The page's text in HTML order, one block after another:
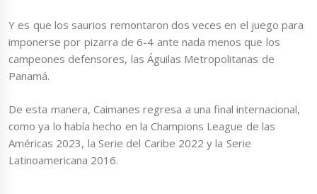
Y es que los saurios remontaron dos veces en el juego para
imponerse por pizarra de 6-4 ante nada menos que los
campeones defensores, las Águilas Metropolitanas de
Panamá.
De esta manera, Caimanes regresa a una final internacional,
como ya lo había hecho en la Champions League de las
Américas 2023, la Serie del Caribe 2022 y la Serie
Latinoamericana 2016.